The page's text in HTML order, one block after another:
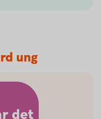
ung
det